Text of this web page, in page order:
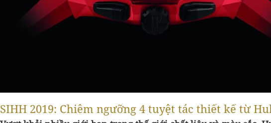
SIHH 2019: Chiêm ngưỡng 4 tuyệt tác thiết kế từ